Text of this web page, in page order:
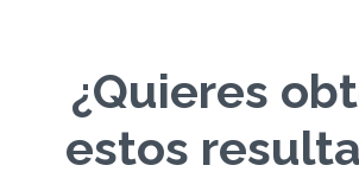
¿Quieres
estos